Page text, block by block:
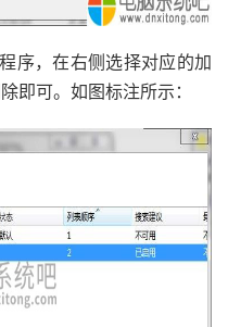
序，在右侧选择对应的加
即可。如图标注所示：